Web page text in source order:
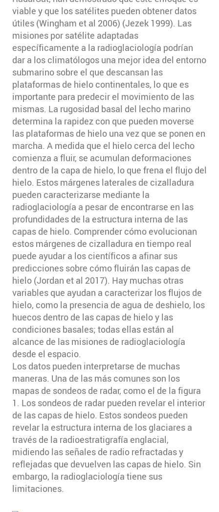
viable y que los satélites pueden obtener datos
útiles (Wingham et al 2006) (Jezek 1999). Las
misiones por satélite adaptadas
específicamente a la radioglaciología podrían
dar a los climatólogos una mejor idea del entorno
submarino sobre el que descansan las
plataformas de hielo continentales, lo que es
importante para predecir el movimiento de las
mismas. La rugosidad basal del lecho marino
determina la rapidez con que pueden moverse
las plataformas de hielo una vez que se ponen en
marcha. A medida que el hielo cerca del lecho
comienza a fluir, se acumulan deformaciones
dentro de la capa de hielo, lo que frena el flujo del
hielo. Estos márgenes laterales de cizalladura
pueden caracterizarse mediante la
radioglaciología a pesar de encontrarse en las
profundidades de la estructura interna de las
capas de hielo. Comprender cómo evolucionan
estos márgenes de cizalladura en tiempo real
puede ayudar a los científicos a afinar sus
predicciones sobre cómo fluirán las capas de
hielo (Jordan et al 2017). Hay muchas otras
variables que ayudan a caracterizar los flujos de
hielo, como la presencia de agua de deshielo, los
huecos dentro de las capas de hielo y las
condiciones basales; todas ellas están al
alcance de las misiones de radioglaciología
desde el espacio.
Los datos pueden interpretarse de muchas
maneras. Una de las más comunes son los
mapas de sondeos de radar, como el de la figura
1. Los sondeos de radar pueden revelar el interior
de las capas de hielo. Estos sondeos pueden
revelar la estructura interna de los glaciares a
través de la radioestratigrafía englacial,
midiendo las señales de radio refractadas y
reflejadas que devuelven las capas de hielo. Sin
embargo, la radioglaciología tiene sus
limitaciones.